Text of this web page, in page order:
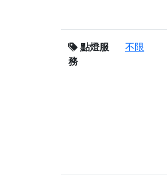
點燈服
務
不限